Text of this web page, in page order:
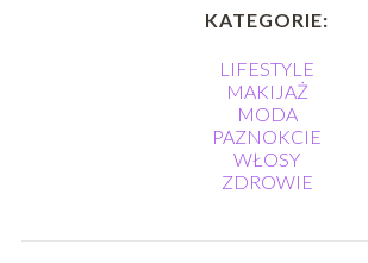
KATEGORIE:
LIFESTYLE
MAKIJAŻ
MODA
PAZNOKCIE
WŁOSY
ZDROWIE